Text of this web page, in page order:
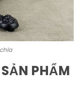
PHẨM